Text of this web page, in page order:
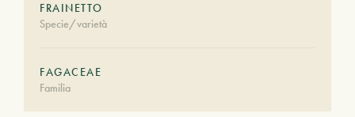
FRAINETTO
Specie/varietà
FAGACEAE
Familia